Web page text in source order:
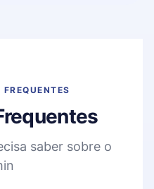
saber sobre o